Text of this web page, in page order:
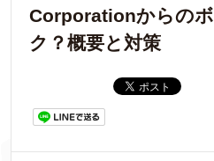
Corporationからの
ク？概要と対策